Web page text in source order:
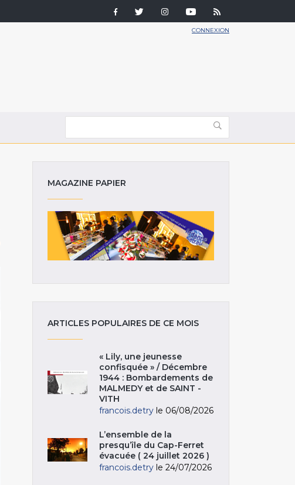
CONNEXION
MAGAZINE PAPIER
ARTICLES POPULAIRES DE CE MOIS
« Lily, une jeunesse
confisquée » / Décembre
1944 : Bombardements de
MALMEDY et de SAINT -
VITH
francois.detry le 06/08/2026
L’ensemble de la
presqu’île du Cap-Ferret
évacuée ( 24 juillet 2026 )
francois.detry le 24/07/2026